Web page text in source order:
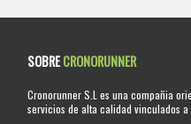
SOBRECRONORUNNER
Cronorunner S.L es una compañia
servicios de alta calidad vinculados